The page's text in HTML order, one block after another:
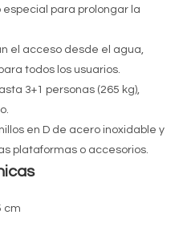
especial para prolongar la
el acceso desde el agua,
todos los usuarios.
3+1 personas (265 kg),
en D de acero inoxidable y
plataformas o accesorios.
cm